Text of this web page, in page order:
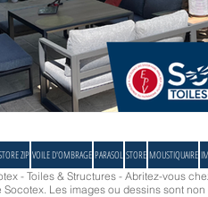
Engagement &
ZIP VOILE D'OMBRAGE PARASOL STORE MOUSTIQUAIRE
- Toiles & Structures - Abritez-vous
Socotex. Les images ou dessins sont